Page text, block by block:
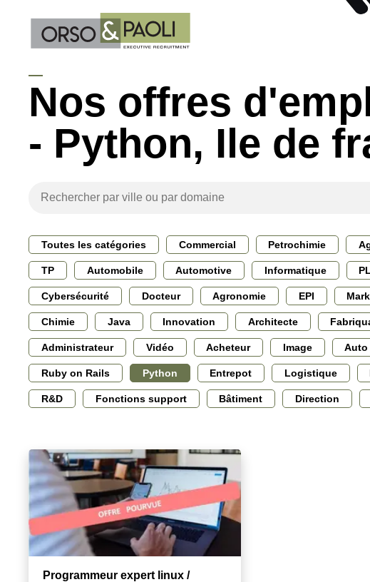
Nos offres
- Python, Ile de
Toutes les catégories Commercial Petrochimie
TP Automobile Automotive Informatique PL
Cybersécurité Docteur Agronomie EPI
Chimie Java Innovation Architecte
Administrateur Vidéo Acheteur Image Auto
Ruby on Rails Python Entrepot Logistique
R&D Fonctions support Bâtiment Direction
Programmeur expert linux /